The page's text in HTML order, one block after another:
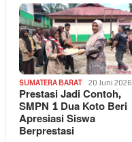
SUMATERA BARAT 20 Juni 2026
Prestasi Jadi Contoh,
SMPN 1 Dua Koto Beri
Apresiasi Siswa
Berprestasi